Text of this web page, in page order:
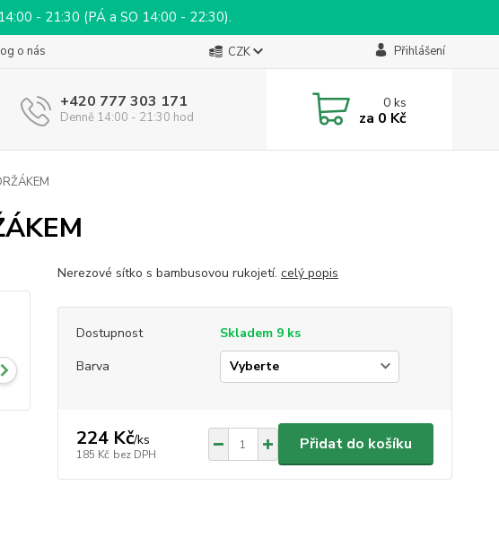
- 21:30 (PÁ a SO 14:00 - 22:30).
o nás CZK Přihlášení
+420 777 303 171
Denně 14:00 - 21:30 hod
0ks
za 0 Kč
Nerezové sítko s bambusovou rukojetí. celý popis
Dostupnost
Skladem 9 ks
Barva
224 Kč/ks
185 Kč bez DPH
Přidat do košíku